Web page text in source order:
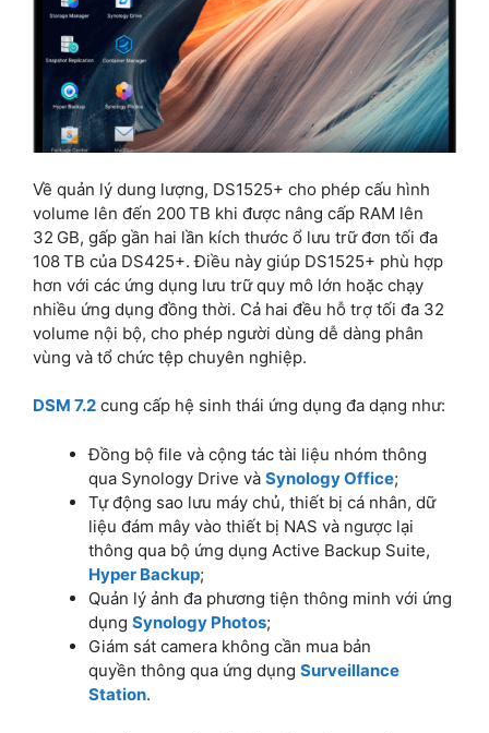
Về quản lý dung lượng, DS1525+ cho phép cấu hình
volume lên đến 200 TB khi được nâng cấp RAM lên
32 GB, gấp gần hai lần kích thước ổ lưu trữ đơn tối đa
108 TB của DS425+. Điều này giúp DS1525+ phù hợp
hơn với các ứng dụng lưu trữ quy mô lớn hoặc chạy
nhiều ứng dụng đồng thời. Cả hai đều hỗ trợ tối đa 32
volume nội bộ, cho phép người dùng dễ dàng phân
vùng và tổ chức tệp chuyên nghiệp.
DSM 7.2 cung cấp hệ sinh thái ứng dụng đa dạng như:
Đồng bộ file và cộng tác tài liệu nhóm thông
qua Synology Drive và Synology Office;
Tự động sao lưu máy chủ, thiết bị cá nhân, dữ
liệu đám mây vào thiết bị NAS và ngược lại
thông qua bộ ứng dụng Active Backup Suite,
Hyper Backup;
Quản lý ảnh đa phương tiện thông minh với ứng
dụng Synology Photos;
Giám sát camera không cần mua bản
quyền thông qua ứng dụng Surveillance
Station.